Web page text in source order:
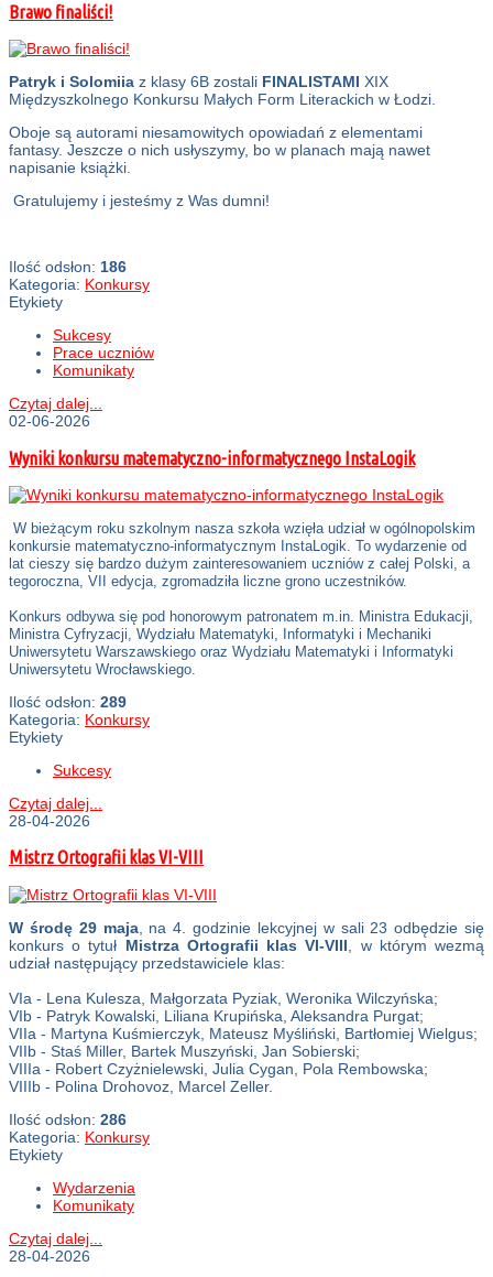
Brawo finaliści!
Patryk i Solomiia z klasy 6B zostali FINALISTAMI XIX
Międzyszkolnego Konkursu Małych Form Literackich w Łodzi.
Oboje są autorami niesamowitych opowiadań z elementami
fantasy. Jeszcze o nich usłyszymy, bo w planach mają nawet
napisanie książki.
Gratulujemy i jesteśmy z Was dumni!
Ilość odsłon: 186
Kategoria: Konkursy
Etykiety
Sukcesy
Prace uczniów
Komunikaty
Czytaj dalej...
02-06-2026
Wyniki konkursu matematyczno-informatycznego InstaLogik
W bieżącym roku szkolnym nasza szkoła wzięła udział w ogólnopolskim
konkursie matematyczno-informatycznym InstaLogik. To wydarzenie od
lat cieszy się bardzo dużym zainteresowaniem uczniów z całej Polski, a
tegoroczna, VII edycja, zgromadziła liczne grono uczestników.
Konkurs odbywa się pod honorowym patronatem m.in. Ministra Edukacji,
Ministra Cyfryzacji, Wydziału Matematyki, Informatyki i Mechaniki
Uniwersytetu Warszawskiego oraz Wydziału Matematyki i Informatyki
Uniwersytetu Wrocławskiego.
Ilość odsłon: 289
Kategoria: Konkursy
Etykiety
Sukcesy
Czytaj dalej...
28-04-2026
Mistrz Ortografii klas VI-VIII
W środę 29 maja, na 4. godzinie lekcyjnej w sali 23 odbędzie się
konkurs o tytuł Mistrza Ortografii klas VI-VIII , w którym wezmą
udział następujący przedstawiciele klas:
VIa - Lena Kulesza, Małgorzata Pyziak, Weronika Wilczyńska;
VIb - Patryk Kowalski, Liliana Krupińska, Aleksandra Purgat;
VIIa - Martyna Kuśmierczyk, Mateusz Myśliński, Bartłomiej Wielgus;
VIIb - Staś Miller, Bartek Muszyński, Jan Sobierski;
VIIIa - Robert Czyżnielewski, Julia Cygan, Pola Rembowska;
VIIIb - Polina Drohovoz, Marcel Zeller.
Ilość odsłon: 286
Kategoria: Konkursy
Etykiety
Wydarzenia
Komunikaty
Czytaj dalej...
28-04-2026